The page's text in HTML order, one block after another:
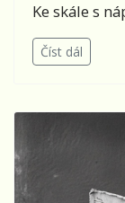
Ke skále s
Číst dál